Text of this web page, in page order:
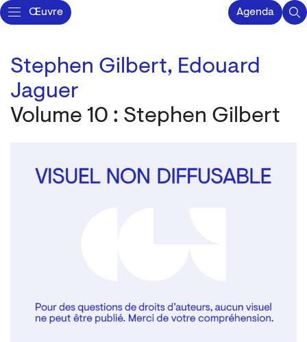
Œuvre Agenda
Stephen Gilbert, Edouard
Jaguer
Volume 10 : Stephen Gilbert